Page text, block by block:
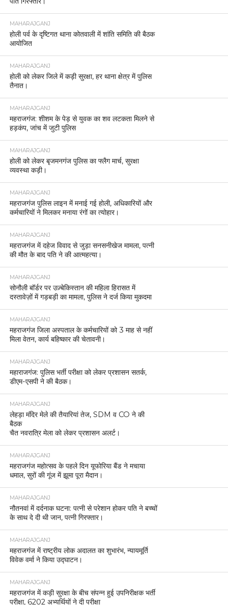
MAHARAJGANJ
होली पर्व के दृष्टिगत थाना कोतवाली में शांति समिति की बैठक
आयोजित
MAHARAJGANJ
होली को लेकर जिले में कड़ी सुरक्षा, हर थाना क्षेत्र में पुलिस
तैनात।
MAHARAJGANJ
महराजगंज: शीशम के पेड़ से युवक का शव लटकता मिलने से
हड़कंप, जांच में जुटी पुलिस
MAHARAJGANJ
होली को लेकर बृजमनगंज पुलिस का फ्लैग मार्च, सुरक्षा
व्यवस्था कड़ी।
MAHARAJGANJ
महराजगंज पुलिस लाइन में मनाई गई होली, अधिकारियों और
कर्मचारियों ने मिलकर मनाया रंगों का त्योहार।
MAHARAJGANJ
महराजगंज में दहेज विवाद से जुड़ा सनसनीखेज मामला, पत्नी
की मौत के बाद पति ने की आत्महत्या।
MAHARAJGANJ
सोनौली बॉर्डर पर उज़्बेकिस्तान की महिला हिरासत में
दस्तावेज़ों में गड़बड़ी का मामला, पुलिस ने दर्ज किया मुकदमा
MAHARAJGANJ
महराजगंज जिला अस्पताल के कर्मचारियों को 3 माह से नहीं
मिला वेतन, कार्य बहिष्कार की चेतावनी।
MAHARAJGANJ
महाराजगंज: पुलिस भर्ती परीक्षा को लेकर प्रशासन सतर्क,
डीएम-एसपी ने की बैठक।
MAHARAJGANJ
लेहड़ा मंदिर मेले की तैयारियां तेज, SDM व CO ने की
बैठक
चैत नवरात्रि मेला को लेकर प्रशासन अलर्ट।
MAHARAJGANJ
महराजगंज महोत्सव के पहले दिन यूफोरिया बैंड ने मचाया
धमाल, सुरों की गूंज में झूमा पूरा मैदान।
MAHARAJGANJ
नौतनवां में दर्दनाक घटना: पत्नी से परेशान होकर पति ने बच्चों
के साथ दे दी थी जान, पत्नी गिरफ्तार।
MAHARAJGANJ
महराजगंज में राष्ट्रीय लोक अदालत का शुभारंभ, न्यायमूर्ति
विवेक वर्मा ने किया उद्घाटन।
MAHARAJGANJ
महराजगंज में कड़ी सुरक्षा के बीच संपन्न हुई उपनिरीक्षक भर्ती
परीक्षा, 6202 अभ्यर्थियों ने दी परीक्षा